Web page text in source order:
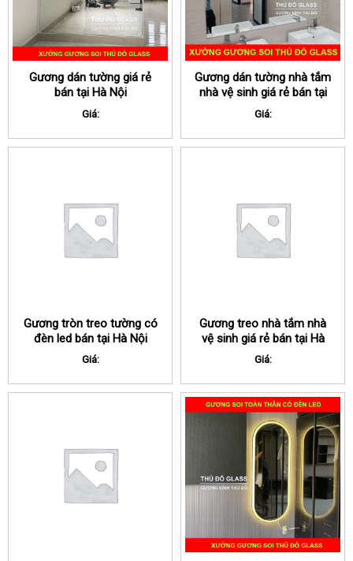
Gương dán tường giá rẻ
bán tại Hà Nội
Giá:
Gương dán tường nhà tắm
nhà vệ sinh giá rẻ bán tại
Hà Nội
Giá:
Gương tròn treo tường có
đèn led bán tại Hà Nội
Giá:
Gương treo nhà tắm nhà
vệ sinh giá rẻ bán tại Hà
Nội
Giá: